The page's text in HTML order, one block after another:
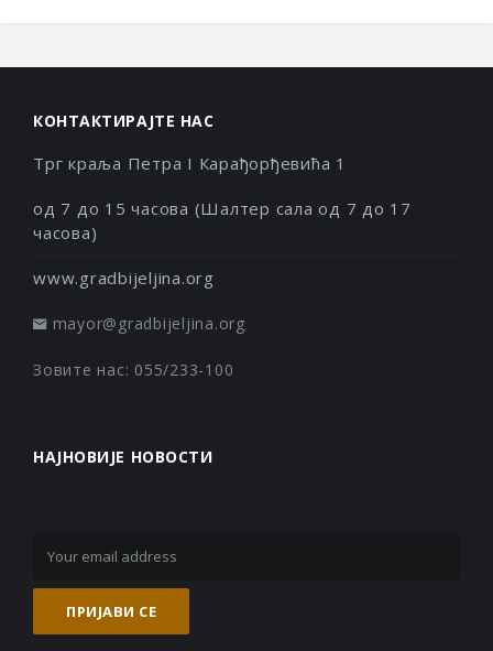
КОНТАКТИРАЈТЕ НАС
Трг краља Петра I Карађорђевића 1
од 7 до 15 часова (Шалтер сала од 7 до 17
часова)
www.gradbijeljina.org
mayor@gradbijeljina.org
Зовите нас: 055/233-100
НАЈНОВИЈЕ НОВОСТИ